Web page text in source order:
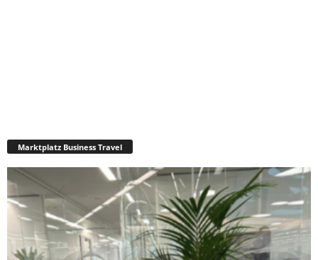
Marktplatz Business Travel